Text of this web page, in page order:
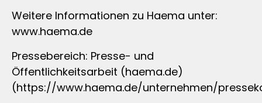
Weitere Informationen zu Haema unter:
www.haema.de
Pressebereich: Presse- und
Öffentlichkeitsarbeit (haema.de)
(https://www.haema.de/unternehmen/